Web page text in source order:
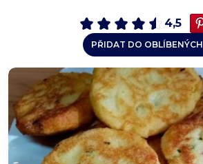
4,5
PŘIDAT DO OBLÍBENÝCH